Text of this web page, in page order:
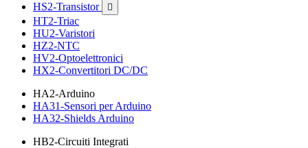
HS2-Transistor

HT2-Triac
HU2-Varistori
HZ2-NTC
HV2-Optoelettronici
HX2-Convertitori DC/DC
HA2-Arduino
HA31-Sensori per Arduino
HA32-Shields Arduino
HB2-Circuiti Integrati